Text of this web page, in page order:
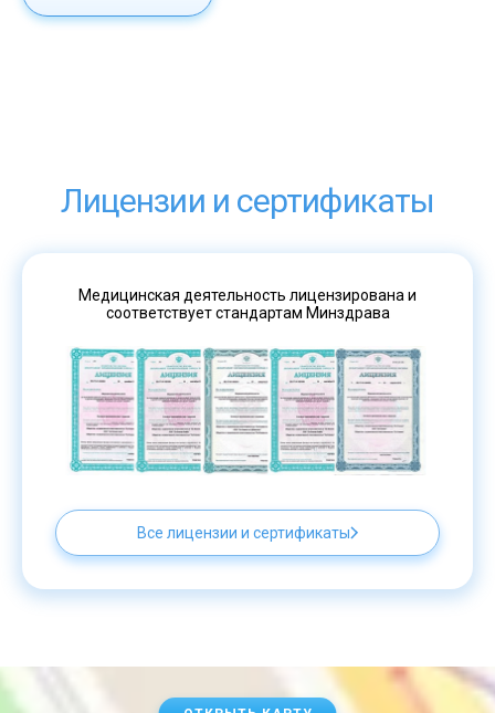
Лицензии и сертификаты
Медицинская деятельность лицензирована и
соответствует стандартам Минздрава
Все лицензии и сертификаты